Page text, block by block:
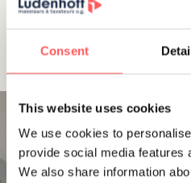
Consent
This website uses cookies
We use cookies to
provide social media features
We also share information